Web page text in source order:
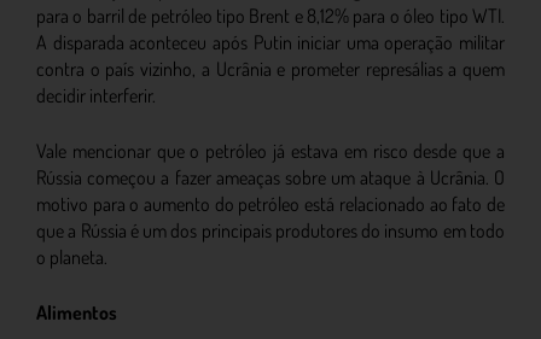
para o barril de petróleo tipo Brent e 8,12% para o óleo tipo WTI.
A disparada aconteceu após Putin iniciar uma operação militar
contra o país vizinho, a Ucrânia e prometer represálias a quem
decidir interferir.
Vale mencionar que o petróleo já estava em risco desde que a
Rússia começou a fazer ameaças sobre um ataque à Ucrânia. O
motivo para o aumento do petróleo está relacionado ao fato de
que a Rússia é um dos principais produtores do insumo em todo
o planeta.
Alimentos